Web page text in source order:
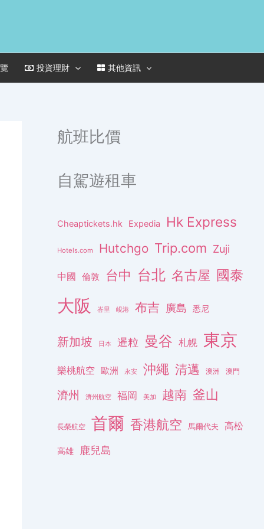
投資理財 其他資訊
航班比價
自駕遊租車
Cheaptickets.hk Expedia Hk Express
Hotels.com Hutchgo Trip.com Zuji
中國 倫敦 台中 台北 名古屋 國泰
大阪 峇里 峴港 布吉 廣島 悉尼
新加坡 日本 暹粒 曼谷 札幌 東京
樂桃航空 歐洲 永安 沖繩 清邁 澳洲 澳門
濟州 濟州航空 福岡 美加 越南 釜山
長榮航空 首爾 香港航空 馬爾代夫 高松
高雄 鹿兒島